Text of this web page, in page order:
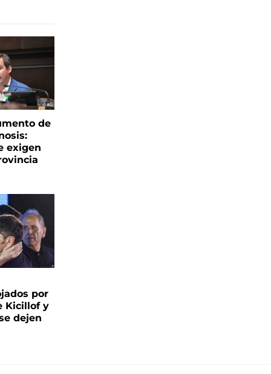
de
exigen
por
Kicillof y
dejen